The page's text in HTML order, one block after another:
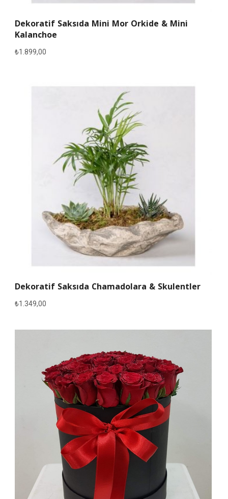
Dekoratif Saksıda Mini Mor Orkide & Mini
Kalanchoe
₺1.899,00
Dekoratif Saksıda Chamadolara & Skulentler
₺1.349,00